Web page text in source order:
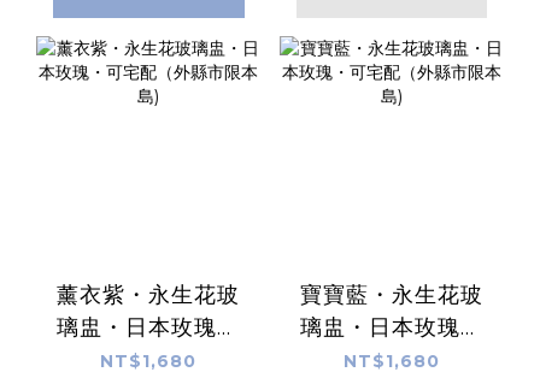
薰衣紫・永生花玻
璃盅・日本玫瑰・
可宅配（外縣市限
NT$1,680
寶寶藍・永生花玻
璃盅・日本玫瑰・
可宅配（外縣市限
NT$1,680